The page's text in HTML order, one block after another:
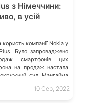
з Німеччини:
в усій
компанії Nokia у
Було запроваджено
смартфонів цих
на продаж настала
окружний суд Мангайма
зобовʼязавши обидві
10 Сер, 2022